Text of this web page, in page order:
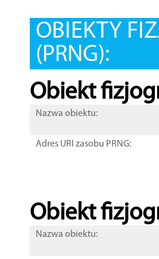
OBIEKTY
(PRNG):
Obiekt
Nazwa obiektu:
Adres URI zasobu PRNG:
Obiekt
Nazwa obiektu: